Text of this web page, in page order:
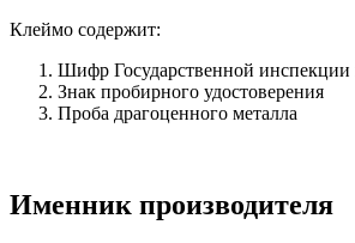
Клеймо содержит:
Шифр Государственной инспекции
Знак пробирного удостоверения
Проба драгоценного металла
Именник производителя